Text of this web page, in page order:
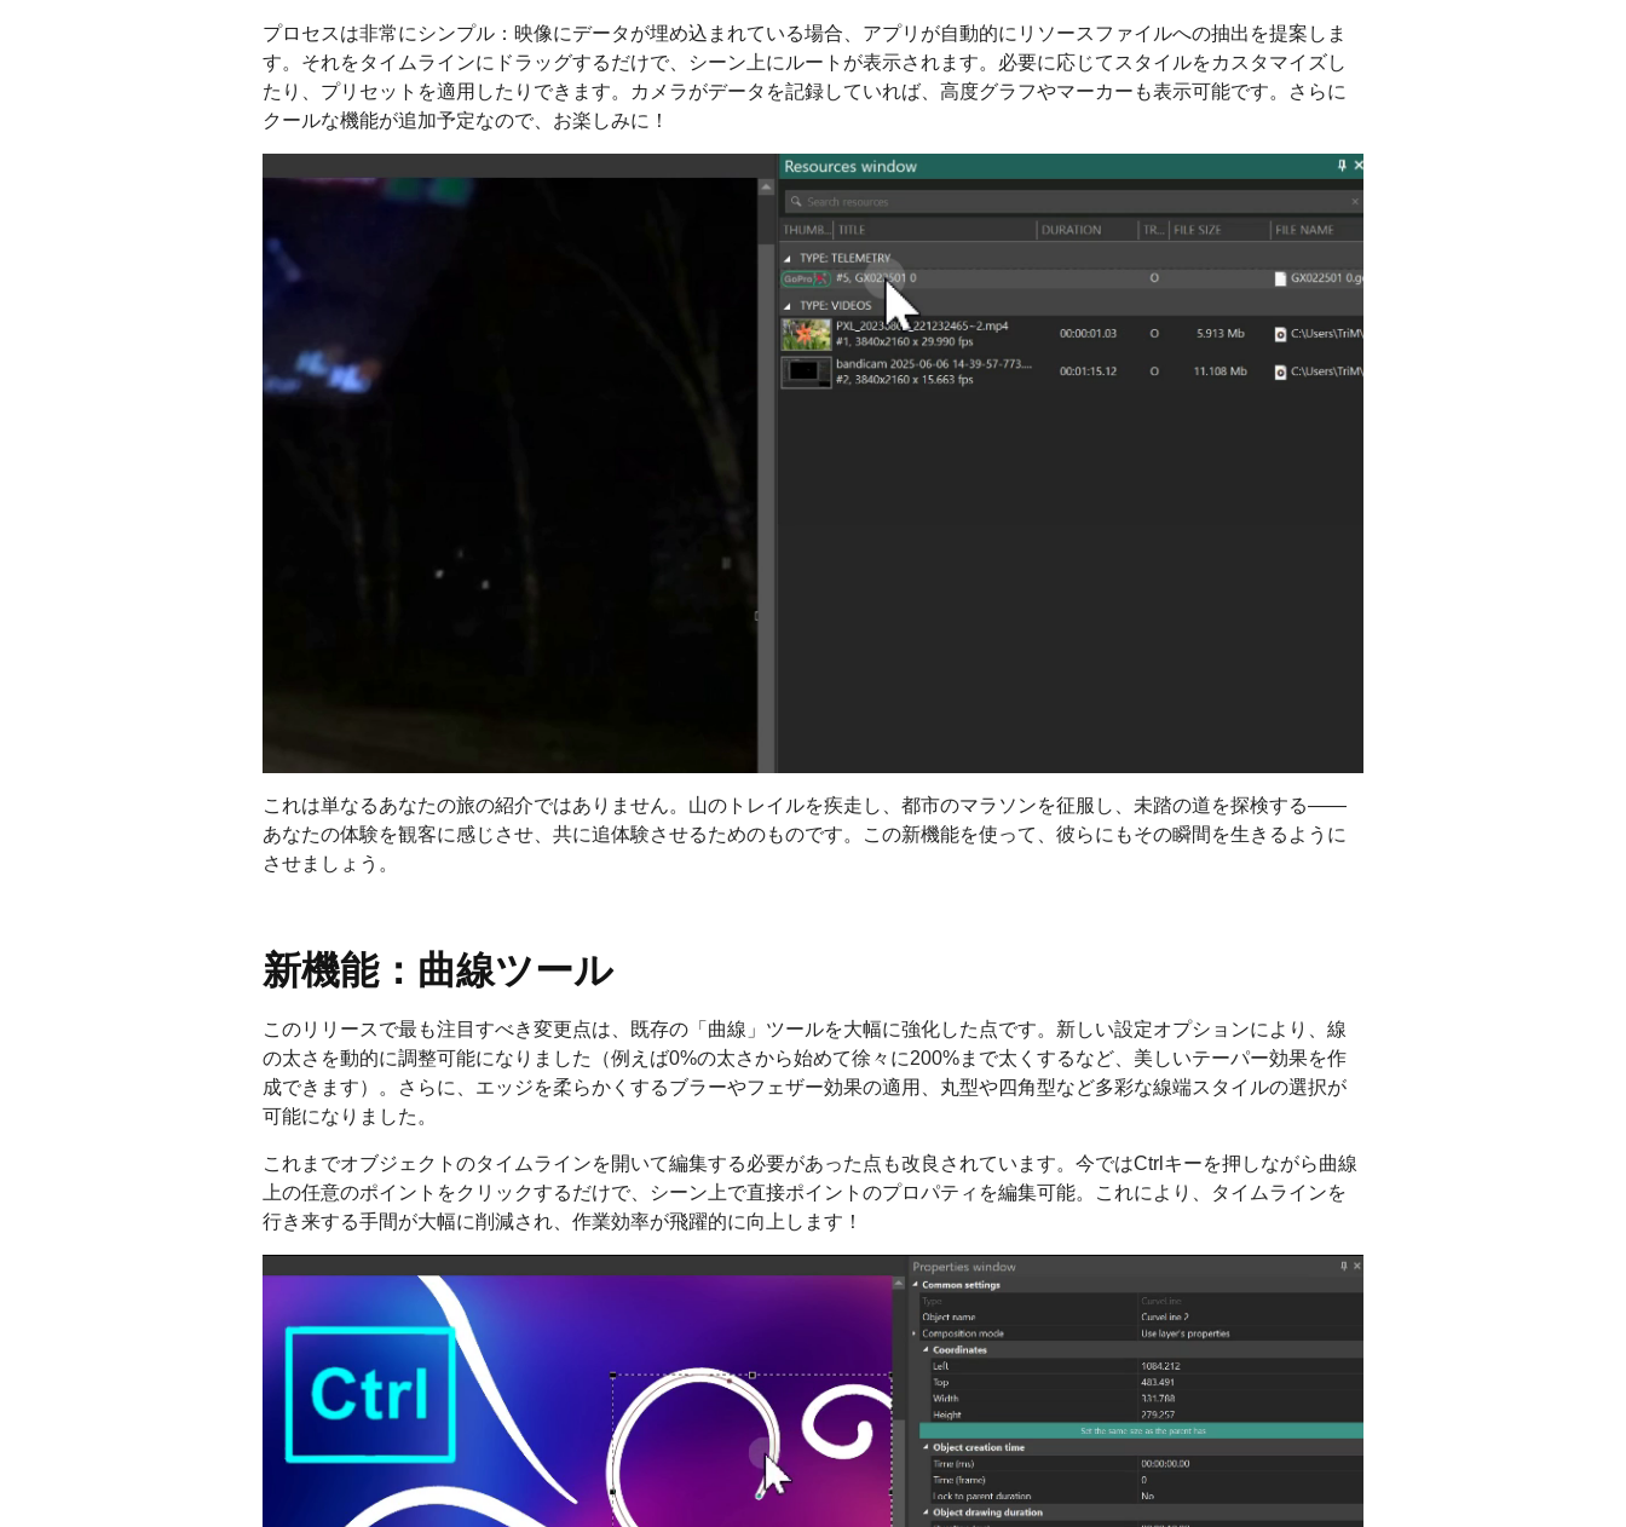
プロセスは非常にシンプル：映像にデータが埋め込まれている場合、アプリが自動的にリソースファイルへの抽出を提案しま
す。それをタイムラインにドラッグするだけで、シーン上にルートが表示されます。必要に応じてスタイルをカスタマイズし
たり、プリセットを適用したりできます。カメラがデータを記録していれば、高度グラフやマーカーも表示可能です。さらに
クールな機能が追加予定なので、お楽しみに！
これは単なるあなたの旅の紹介ではありません。山のトレイルを疾走し、都市のマラソンを征服し、未踏の道を探検する——
あなたの体験を観客に感じさせ、共に追体験させるためのものです。この新機能を使って、彼らにもその瞬間を生きるように
させましょう。
新機能：曲線ツール
このリリースで最も注目すべき変更点は、既存の「曲線」ツールを大幅に強化した点です。新しい設定オプションにより、線
の太さを動的に調整可能になりました（例えば0%の太さから始めて徐々に200%まで太くするなど、美しいテーパー効果を作
成できます）。さらに、エッジを柔らかくするブラーやフェザー効果の適用、丸型や四角型など多彩な線端スタイルの選択が
可能になりました。
これまでオブジェクトのタイムラインを開いて編集する必要があった点も改良されています。今ではCtrlキーを押しながら曲線
上の任意のポイントをクリックするだけで、シーン上で直接ポイントのプロパティを編集可能。これにより、タイムラインを
行き来する手間が大幅に削減され、作業効率が飛躍的に向上します！